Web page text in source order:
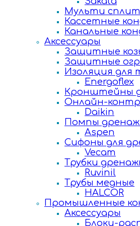
Мульти
Кассетные
Канальные
Аксессуары
Защитные
Защитные
Изоляция для
Energoflex
Кронштейны
Онлайн-
Daikin
Помпы
Aspen
Сифоны для
Vecam
Трубки
Ruvinil
Трубы медные
HALCOR
Промышленные
Аксессуары
Блоки-